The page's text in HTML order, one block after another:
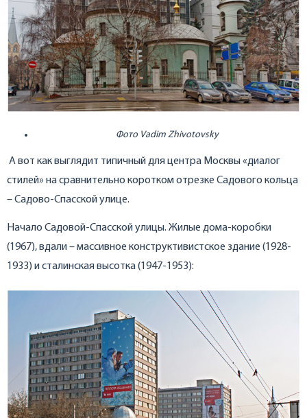
ФотоVadim Zhivotovsky
А вот как выглядит типичный для центра Москвы «диалог
стилей» на сравнительно коротком отрезке Садового кольца
– Садово-Спасской улице.
Начало Садовой-Спасской улицы. Жилые дома-коробки
(1967), вдали – массивное конструктивистское здание (1928-
1933) и сталинская высотка (1947-1953):